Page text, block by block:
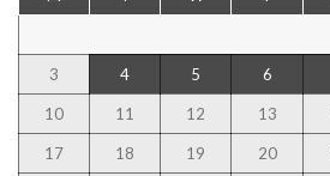
3 4 5 6
10 11 12 13
17 18 19 20